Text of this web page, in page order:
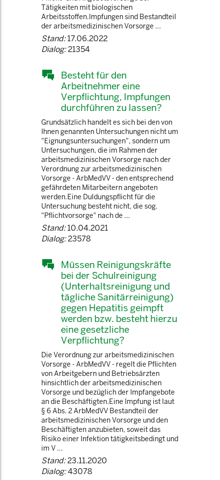
Tätigkeiten mit biologischen
Arbeitsstoffen.Impfungen sind Bestandteil
der arbeitsmedizinischen Vorsorge ...
Stand:17.06.2022
Dialog:21354
Besteht für den
Arbeitnehmer eine
Verpflichtung, Impfungen
durchführen zu lassen?
Grundsätzlich handelt es sich bei den von
Ihnen genannten Untersuchungen nicht um
"Eignungsuntersuchungen", sondern um
Untersuchungen, die im Rahmen der
arbeitsmedizinischen Vorsorge nach der
Verordnung zur arbeitsmedizinischen
Vorsorge - ArbMedVV - den entsprechend
gefährdeten Mitarbeitern angeboten
werden.Eine Duldungspflicht für die
Untersuchung besteht nicht, die sog.
"Pflichtvorsorge" nach de ...
Stand:10.04.2021
Dialog:23578
Müssen Reinigungskräfte
bei der Schulreinigung
(Unterhaltsreinigung und
tägliche Sanitärreinigung)
gegen Hepatitis geimpft
werden bzw. besteht hierzu
eine gesetzliche
Verpflichtung?
Die Verordnung zur arbeitsmedizinischen
Vorsorge - ArbMedVV - regelt die Pflichten
von Arbeitgebern und Betriebsärzten
hinsichtlich der arbeitsmedizinischen
Vorsorge und bezüglich der Impfangebote
an die Beschäftigten.Eine Impfung ist laut
§ 6 Abs. 2 ArbMedVV Bestandteil der
arbeitsmedizinischen Vorsorge und den
Beschäftigten anzubieten, soweit das
Risiko einer Infektion tätigkeitsbedingt und
im V ...
Stand:23.11.2020
Dialog:43078